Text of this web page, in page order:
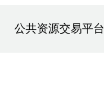
公共资源交易平台